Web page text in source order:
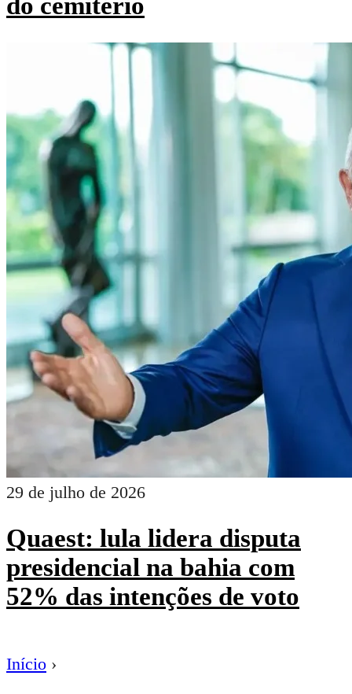
do cemitério
29 de julho de 2026
Quaest: lula lidera disputa
presidencial na bahia com
52% das intenções de voto
Início ›